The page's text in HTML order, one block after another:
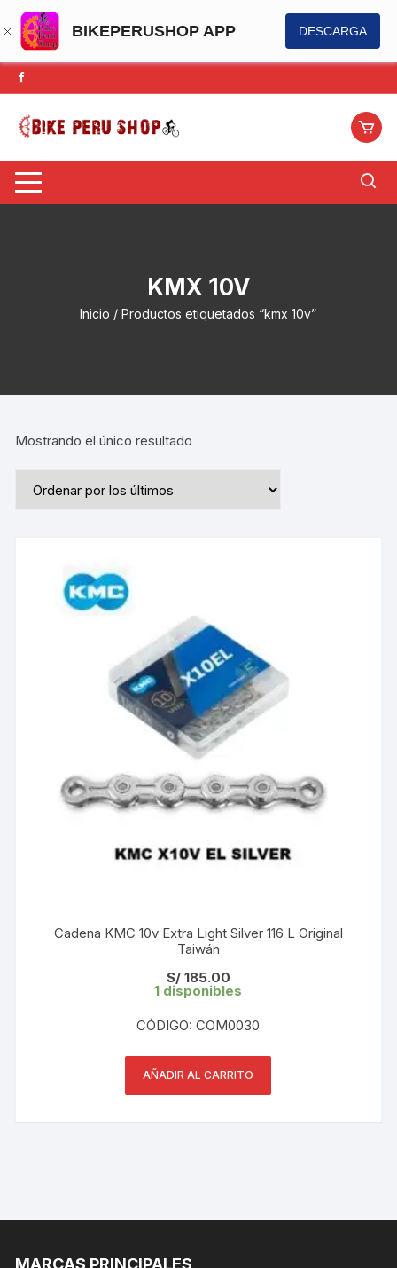
BIKEPERUSHOP APP DESCARGA
Saltar
al
contenido
KMX 10V
Inicio / Productos etiquetados “kmx 10v”
Mostrando el único resultado
Cadena KMC 10v Extra Light Silver 116 L Original
Taiwán
S/185.00
1 disponibles
CÓDIGO: COM0030
AÑADIR AL CARRITO
MARCAS PRINCIPALES